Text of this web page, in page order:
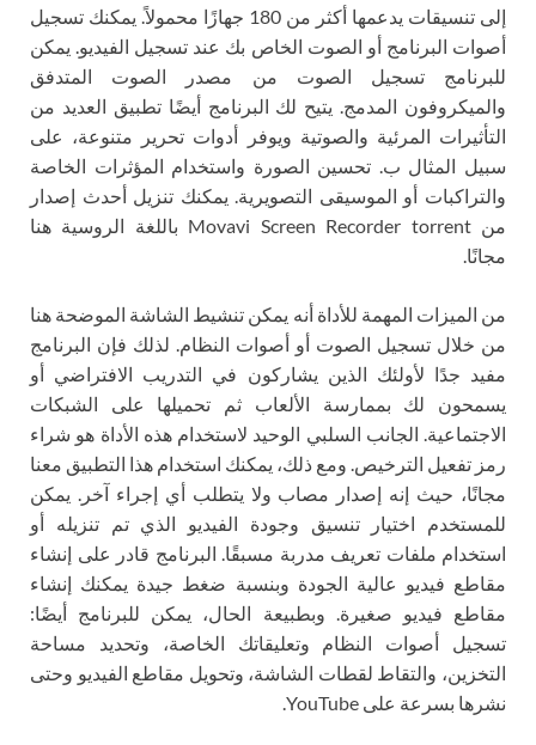
إلى تنسيقات يدعمها أكثر من 180 جهازًا محمولاً. يمكنك تسجيل
أصوات البرنامج أو الصوت الخاص بك عند تسجيل الفيديو. يمكن
للبرنامج تسجيل الصوت من مصدر الصوت المتدفق
والميكروفون المدمج. يتيح لك البرنامج أيضًا تطبيق العديد من
التأثيرات المرئية والصوتية ويوفر أدوات تحرير متنوعة، على
سبيل المثال ب. تحسين الصورة واستخدام المؤثرات الخاصة
والتراكبات أو الموسيقى التصويرية. يمكنك تنزيل أحدث إصدار
من Movavi Screen Recorder torrent باللغة الروسية هنا
مجانًا.
من الميزات المهمة للأداة أنه يمكن تنشيط الشاشة الموضحة هنا
من خلال تسجيل الصوت أو أصوات النظام. لذلك فإن البرنامج
مفيد جدًا لأولئك الذين يشاركون في التدريب الافتراضي أو
يسمحون لك بممارسة الألعاب ثم تحميلها على الشبكات
الاجتماعية. الجانب السلبي الوحيد لاستخدام هذه الأداة هو شراء
رمز تفعيل الترخيص. ومع ذلك، يمكنك استخدام هذا التطبيق معنا
مجانًا، حيث إنه إصدار مصاب ولا يتطلب أي إجراء آخر. يمكن
للمستخدم اختيار تنسيق وجودة الفيديو الذي تم تنزيله أو
استخدام ملفات تعريف مدربة مسبقًا. البرنامج قادر على إنشاء
مقاطع فيديو عالية الجودة وبنسبة ضغط جيدة يمكنك إنشاء
مقاطع فيديو صغيرة. وبطبيعة الحال، يمكن للبرنامج أيضًا:
تسجيل أصوات النظام وتعليقاتك الخاصة، وتحديد مساحة
التخزين، والتقاط لقطات الشاشة، وتحويل مقاطع الفيديو وحتى
نشرها بسرعة على YouTube.